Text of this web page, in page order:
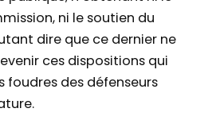
ni le soutien du
dire que ce dernier ne
ces dispositions qui
foudres des défenseurs